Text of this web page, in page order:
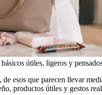
útiles, ligeros y
esos que parecen llevar
productos útiles y gestos